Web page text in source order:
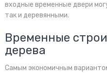
входные временные двери
так и деревянными.
Временные
дерева
Самым экономичным